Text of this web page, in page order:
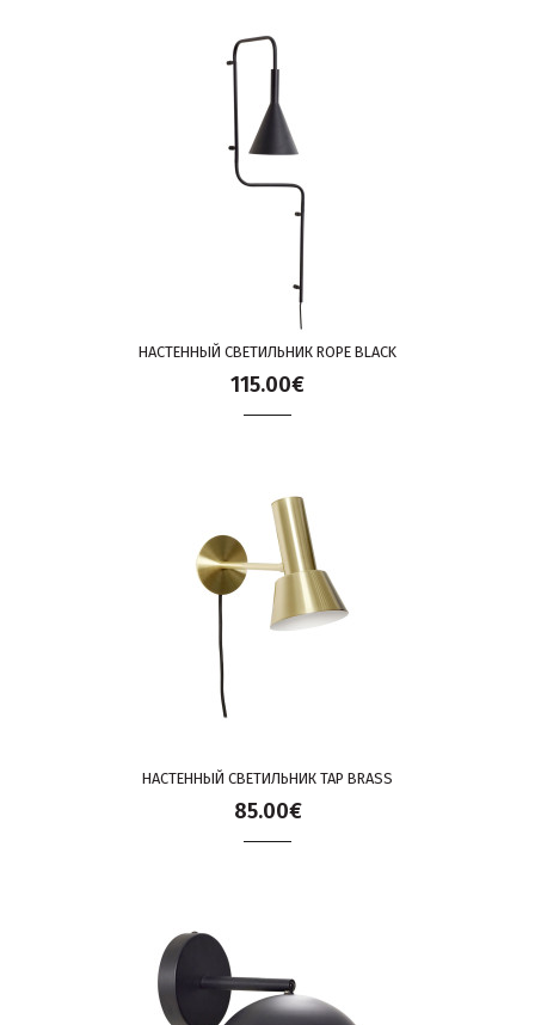
НАСТЕННЫЙ СВЕТИЛЬНИК ROPE BLACK
115.00€
НАСТЕННЫЙ СВЕТИЛЬНИК TAP BRASS
85.00€